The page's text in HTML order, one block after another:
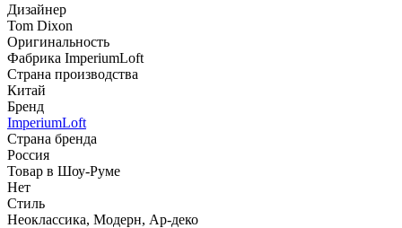
Дизайнер
Tom Dixon
Оригинальность
Фабрика ImperiumLoft
Страна производства
Китай
Бренд
ImperiumLoft
Страна бренда
Россия
Товар в Шоу-Руме
Нет
Стиль
Неоклассика, Модерн, Ар-деко